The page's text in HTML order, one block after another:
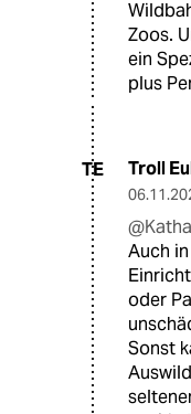
Zoos.
ein
plus
TE Troll
Auch
oder
Sonst